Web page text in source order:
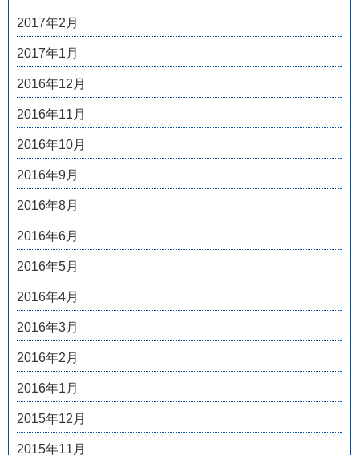
2017年2月
2017年1月
2016年12月
2016年11月
2016年10月
2016年9月
2016年8月
2016年6月
2016年5月
2016年4月
2016年3月
2016年2月
2016年1月
2015年12月
2015年11月